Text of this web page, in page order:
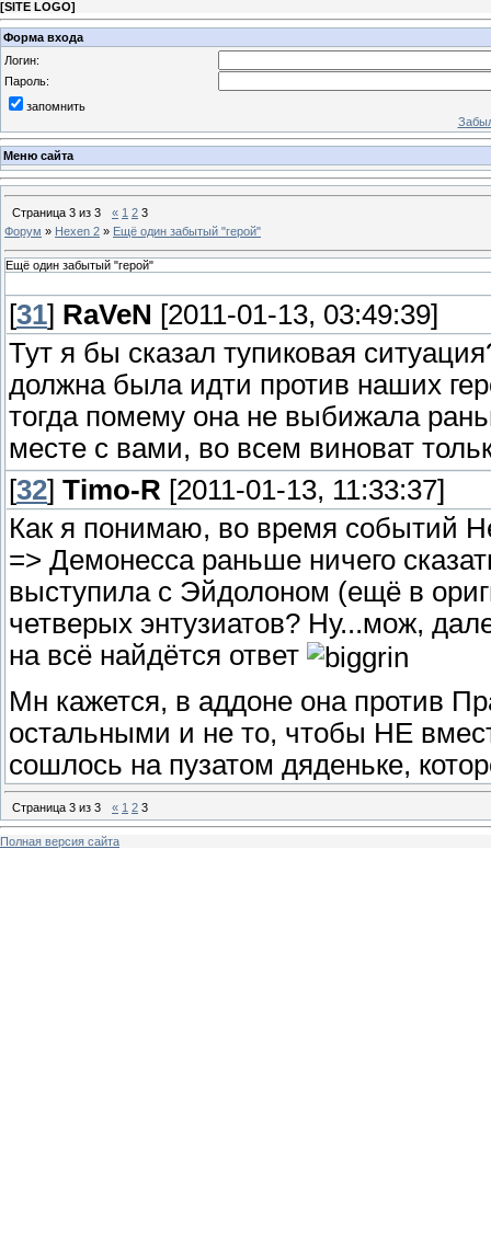
[SITE LOGO]
Форма входа
Логин:
Пароль:
запомнить
Меню сайта
Страница 3 из 3 « 1 2 3
Форум » Hexen 2 » Ещё один забытый "герой"
Ещё один забытый "герой"
[31] RaVeN [2011-01-13, 03:49:39]
Тут я бы сказал тупиковая
должна была идти против наших
тогда помему она не выбижала
месте с вами, во всем виноват
[32] Timo-R [2011-01-13, 11:33:37]
Как я понимаю, во время событий
=> Демонесса раньше ничего
выступила с Эйдолоном (ещё в
четверых энтузиатов? Ну...мож,
на всё найдётся ответ
Мн кажется, в аддоне она против
остальными и не то, чтобы НЕ
сошлось на пузатом дяденьке,
Страница 3 из 3 « 1 2 3
Полная версия сайта